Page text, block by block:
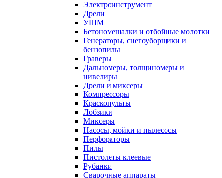
Электроинструмент
Дрели
УШМ
Бетономешалки и отбойные молотки
Генераторы, снегоуборщики и
бензопилы
Граверы
Дальномеры, толщиномеры и
нивелиры
Дрели и миксеры
Компрессоры
Краскопульты
Лобзики
Миксеры
Насосы, мойки и пылесосы
Перфораторы
Пилы
Пистолеты клеевые
Рубанки
Сварочные аппараты